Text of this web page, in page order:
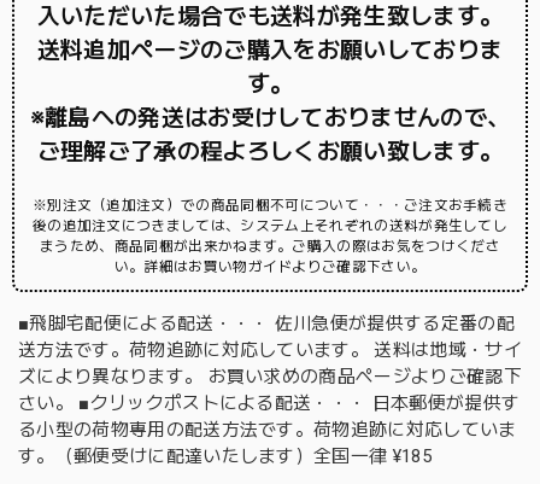
入いただいた場合でも送料が発生致します。
送料追加ページのご購入をお願いしておりま
す。
※離島への発送はお受けしておりませんので、
ご理解ご了承の程よろしくお願い致します。
※別注文（追加注文）での商品同梱不可について・・・ご注文お手続き
後の追加注文につきましては、システム上それぞれの送料が発生してし
まうため、商品同梱が出来かねます。ご購入の際はお気をつけくださ
い。詳細はお買い物ガイドよりご確認下さい。
■飛脚宅配便による配送・・・ 佐川急便が提供する定番の配
送方法です。荷物追跡に対応しています。 送料は地域・サイ
ズにより異なります。 お買い求めの商品ページよりご確認下
さい。 ■クリックポストによる配送・・・ 日本郵便が提供す
る小型の荷物専用の配送方法です。荷物追跡に対応していま
す。（郵便受けに配達いたします）全国一律 ¥185